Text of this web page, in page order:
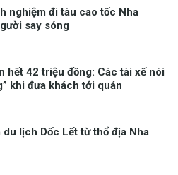
nghiệm đi tàu cao tốc Nha
say sóng
h‎‎ết 4‎‎2 t‎‎riệu đ‎‎ồng: C‎‎ác t‎‎ài x‎‎ế n‎‎ói
khi đưa khách tới quán
du lịch Dốc Lết từ thổ địa Nha